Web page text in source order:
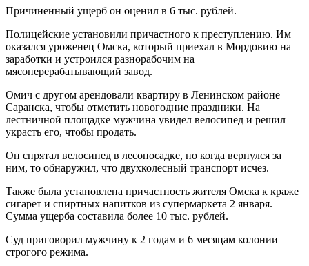
Причиненный ущерб он оценил в 6 тыс. рублей.
Полицейские установили причастного к преступлению. Им
оказался уроженец Омска, который приехал в Мордовию на
заработки и устроился разнорабочим на
мясоперерабатывающий завод.
Омич с другом арендовали квартиру в Ленинском районе
Саранска, чтобы отметить новогодние праздники. На
лестничной площадке мужчина увидел велосипед и решил
украсть его, чтобы продать.
Он спрятал велосипед в лесопосадке, но когда вернулся за
ним, то обнаружил, что двухколесный транспорт исчез.
Также была установлена причастность жителя Омска к краже
сигарет и спиртных напитков из супермаркета 2 января.
Сумма ущерба составила более 10 тыс. рублей.
Суд приговорил мужчину к 2 годам и 6 месяцам колонии
строгого режима.